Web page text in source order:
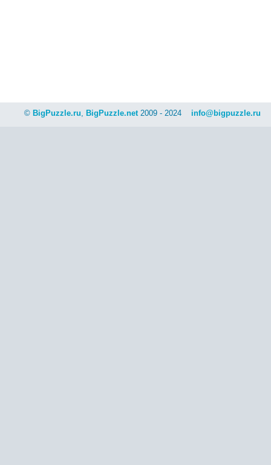
© BigPuzzle.ru, BigPuzzle.net2009 - 2024 info@bigpuzzle.ru